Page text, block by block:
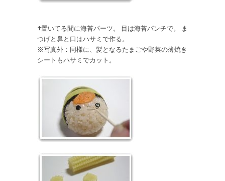
↑置いてる間に海苔パーツ。 目は海苔パンチで。 ま
つげと鼻と口はハサミで作る。
※写真外：同様に、髪となるたまごや野菜の薄焼き
シートもハサミでカット。